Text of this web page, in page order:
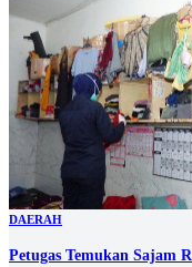
DAERAH
Petugas Temukan Sajam